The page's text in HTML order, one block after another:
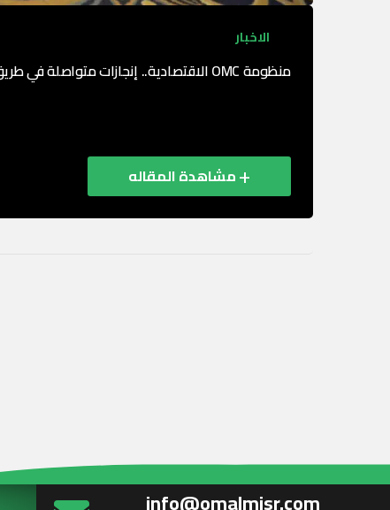
الاخبار
منظومة OMC الاقتصادية.. إنجازات متواصلة في طريق الريادة والتنمية
مشاهدة المقاله
info@omalmisr.com